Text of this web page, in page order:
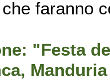
faranno
"Festa